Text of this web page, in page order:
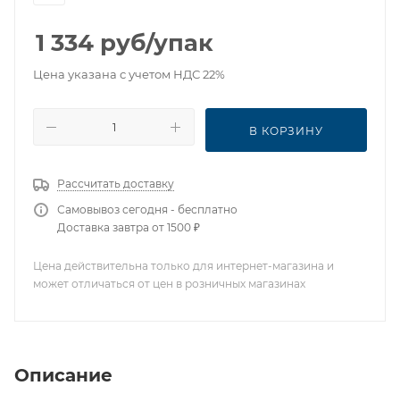
1 334 руб/упак
Цена указана с учетом НДС 22%
В КОРЗИНУ
Рассчитать доставку
Самовывоз сегодня - бесплатно
Доставка завтра от 1500 ₽
Цена действительна только для интернет-магазина и
может отличаться от цен в розничных магазинах
Описание